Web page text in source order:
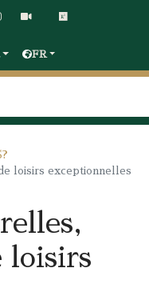
FR
loisirs exceptionnelles
loisirs